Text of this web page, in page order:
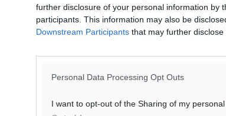
further disclosure of your personal information by
participants. This information may also be
Downstream Participants that may further
Personal Data Processing Opt Outs
I want to opt-out of the Sharing of my personal
ΑΘΛΗΤΙΚΆ
Άρης Αρχαγγέλου: Στο πλευρό
07.08.26 · 16:57